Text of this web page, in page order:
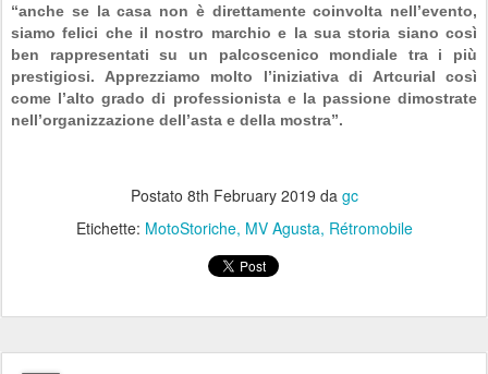
“anche se la casa non è direttamente coinvolta nell’evento,
siamo felici che il nostro marchio e la sua storia siano così
ben rappresentati su un palcoscenico mondiale tra i più
prestigiosi. Apprezziamo molto l’iniziativa di Artcurial così
come l’alto grado di professionista e la passione dimostrate
nell’organizzazione dell’asta e della mostra”.
Postato 8th February 2019 da gc
Etichette: MotoStoriche MV Agusta Rétromobile